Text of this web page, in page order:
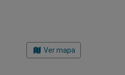
Ver mapa